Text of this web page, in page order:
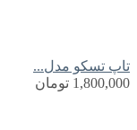
تاپ تسکو مدل...
1,800,000 تومان